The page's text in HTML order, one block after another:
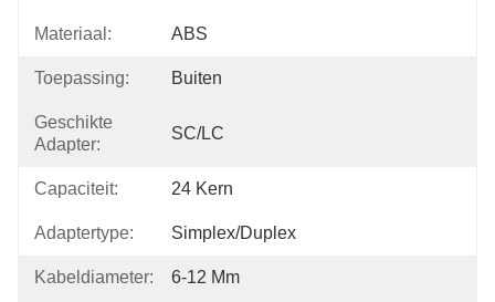
Materiaal: ABS
Toepassing: Buiten
Geschikte
Adapter:
SC/LC
Capaciteit: 24 Kern
Adaptertype: Simplex/Duplex
Kabeldiameter: 6-12 Mm